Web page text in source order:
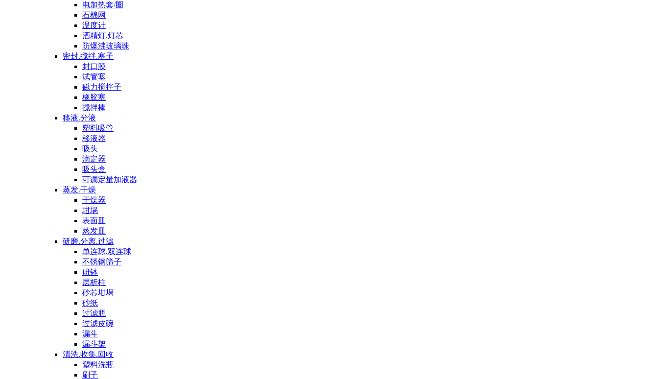
电加热套/圈
石棉网
温度计
酒精灯.灯芯
防爆沸玻璃珠
密封.搅拌.塞子
封口膜
试管塞
磁力搅拌子
橡胶塞
搅拌棒
移液.分液
塑料吸管
移液器
吸头
滴定器
吸头盒
可调定量加液器
蒸发.干燥
干燥器
坩埚
表面皿
蒸发皿
研磨.分离.过滤
单连球.双连球
不锈钢筛子
研钵
层析柱
砂芯坩埚
砂纸
过滤瓶
过滤皮碗
漏斗
漏斗架
清洗.收集.回收
塑料洗瓶
刷子